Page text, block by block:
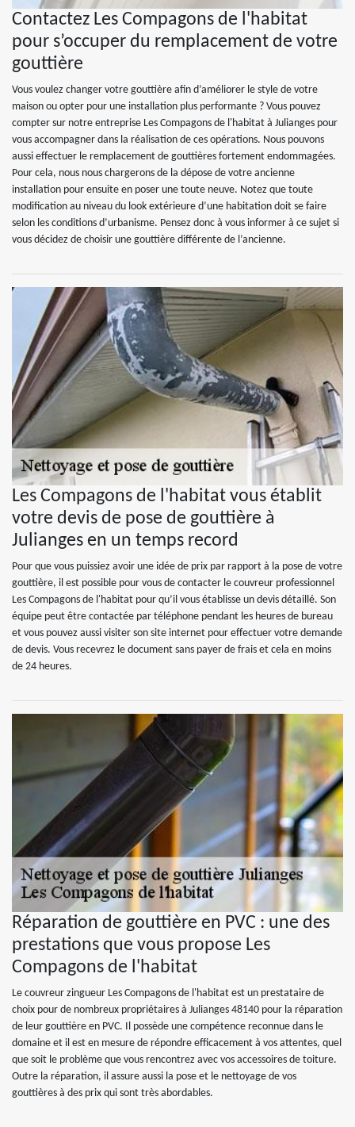
Contactez Les Compagons de l'habitat
pour s’occuper du remplacement de votre
gouttière
Vous voulez changer votre gouttière afin d’améliorer le style de votre
maison ou opter pour une installation plus performante ? Vous pouvez
compter sur notre entreprise Les Compagons de l'habitat à Julianges pour
vous accompagner dans la réalisation de ces opérations. Nous pouvons
aussi effectuer le remplacement de gouttières fortement endommagées.
Pour cela, nous nous chargerons de la dépose de votre ancienne
installation pour ensuite en poser une toute neuve. Notez que toute
modification au niveau du look extérieure d’une habitation doit se faire
selon les conditions d’urbanisme. Pensez donc à vous informer à ce sujet si
vous décidez de choisir une gouttière différente de l’ancienne.
Les Compagons de l'habitat vous établit
votre devis de pose de gouttière à
Julianges en un temps record
Pour que vous puissiez avoir une idée de prix par rapport à la pose de votre
gouttière, il est possible pour vous de contacter le couvreur professionnel
Les Compagons de l'habitat pour qu’il vous établisse un devis détaillé. Son
équipe peut être contactée par téléphone pendant les heures de bureau
et vous pouvez aussi visiter son site internet pour effectuer votre demande
de devis. Vous recevrez le document sans payer de frais et cela en moins
de 24 heures.
Réparation de gouttière en PVC : une des
prestations que vous propose Les
Compagons de l'habitat
Le couvreur zingueur Les Compagons de l'habitat est un prestataire de
choix pour de nombreux propriétaires à Julianges 48140 pour la réparation
de leur gouttière en PVC. Il possède une compétence reconnue dans le
domaine et il est en mesure de répondre efficacement à vos attentes, quel
que soit le problème que vous rencontrez avec vos accessoires de toiture.
Outre la réparation, il assure aussi la pose et le nettoyage de vos
gouttières à des prix qui sont très abordables.